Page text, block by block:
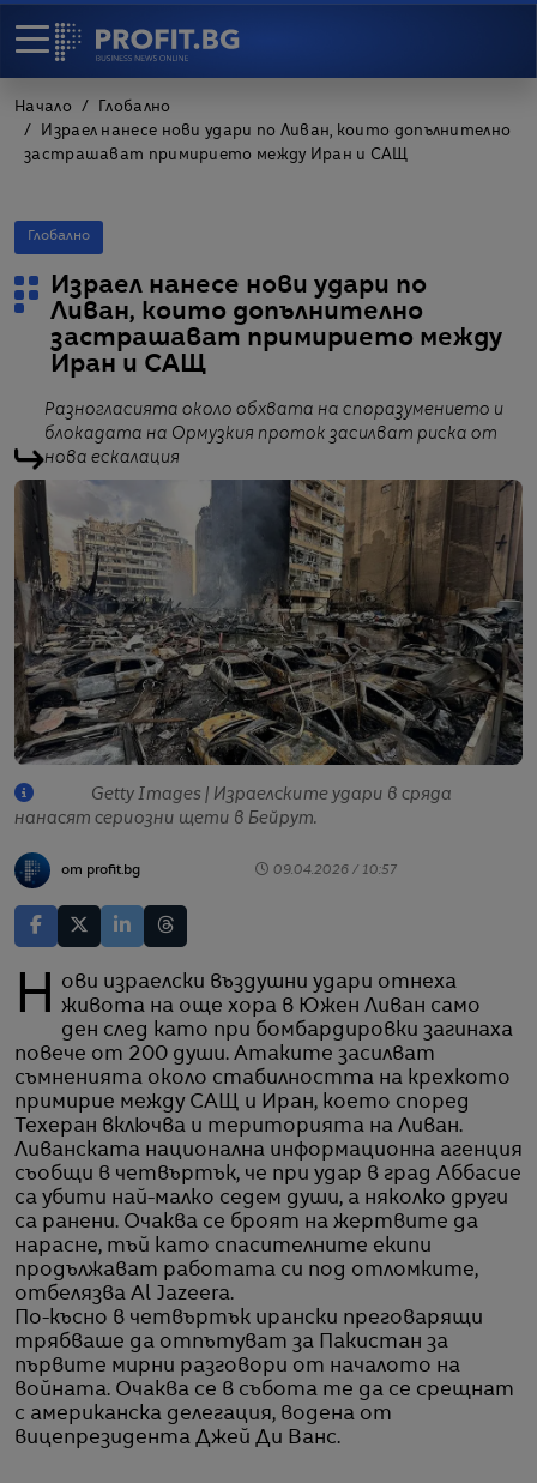
Начало
Глобално
Израел нанесе нови удари по Ливан, които допълнително
застрашават примирието между Иран и САЩ
Глобално
Израел нанесе нови удари по
Ливан, които допълнително
застрашават примирието между
Иран и САЩ
Разногласията около обхвата на споразумението и
блокадата на Ормузкия проток засилват риска от
нова ескалация
Getty Images | Израелските удари в сряда
нанасят сериозни щети в Бейрут.
от profit.bg 09.04.2026 / 10:57
Нови израелски въздушни удари отнеха живота на още хора в Южен Ливан само
ден след като при бомбардировки загинаха
повече от 200 души. Атаките засилват
съмненията около стабилността на крехкото
примирие между САЩ и Иран, което според
Техеран включва и територията на Ливан.
Ливанската национална информационна агенция
съобщи в четвъртък, че при удар в град Аббасие
са убити най-малко седем души, а няколко други
са ранени. Очаква се броят на жертвите да
нарасне, тъй като спасителните екипи
продължават работата си под отломките,
отбелязва Al Jazeera.
По-късно в четвъртък ирански преговарящи
трябваше да отпътуват за Пакистан за
първите мирни разговори от началото на
войната. Очаква се в събота те да се срещнат
с американска делегация, водена от
вицепрезидента Джей Ди Ванс.